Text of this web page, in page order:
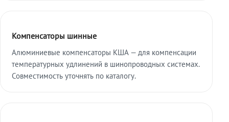
Компенсаторы шинные
Алюминиевые компенсаторы КША — для компенсации
температурных удлинений в шинопроводных системах.
Совместимость уточнять по каталогу.